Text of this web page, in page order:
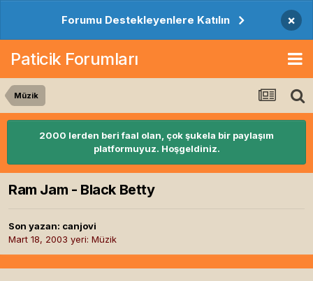
Forumu Destekleyenlere Katılın ×
Paticik Forumları
Müzik
2000 lerden beri faal olan, çok şukela bir paylaşım
platformuyuz. Hoşgeldiniz.
Ram Jam - Black Betty
Son yazan: canjovi
Mart 18, 2003 yeri: Müzik